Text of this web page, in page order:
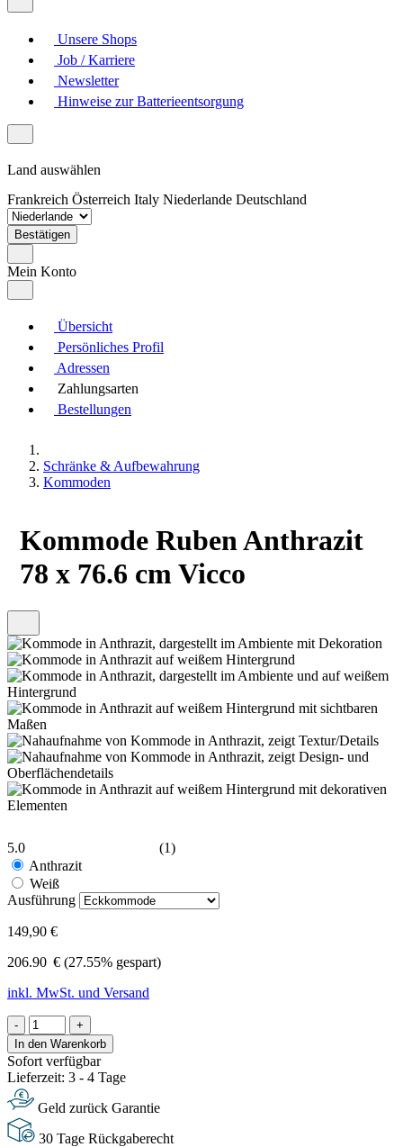
Unsere Shops
Job / Karriere
Newsletter
Hinweise zur Batterieentsorgung
Land auswählen
Frankreich Österreich Italy Niederlande Deutschland
Bestätigen
Mein Konto
Übersicht
Persönliches Profil
Adressen
Zahlungsarten
Bestellungen
Schränke & Aufbewahrung
Kommoden
Kommode Ruben Anthrazit
78 x 76.6 cm Vicco
5.0
(1)
Anthrazit
Weiß
Ausführung
149,90 €
206.90 € (27.55% gespart)
inkl. MwSt. und Versand
-
+
In den Warenkorb
Sofort verfügbar
Lieferzeit: 3 - 4 Tage
Geld zurück Garantie
30 Tage Rückgaberecht